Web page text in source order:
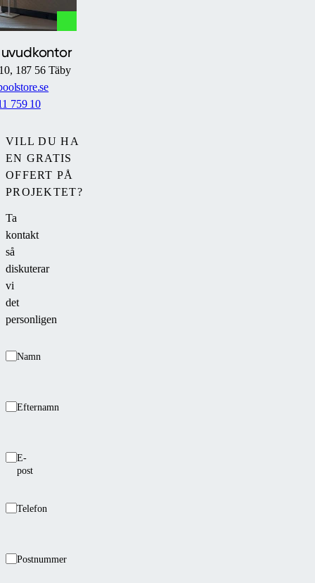
officially
opened.
VILL DU HA
EN GRATIS
OFFERT PÅ
PROJEKTET?
Ta
kontakt
så
diskuterar
vi
det
personligen
Namn
Efternamn
E-
post
Telefon
Postnummer
187 56 Täby
759 10